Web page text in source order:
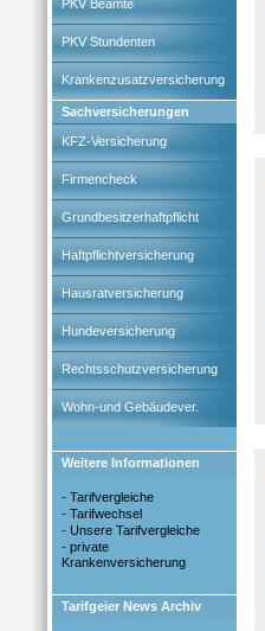
PKV Beamte
PKV Stundenten
Krankenzusatzversicherung
Sachversicherungen
KFZ-Versicherung
Firmencheck
Grundbesitzerhaftpflicht
Haftpflichtversicherung
Hausratversicherung
Hundeversicherung
Rechtsschutzversicherung
Wohn-und Gebäudever.
Weitere Informationen
- Tarifvergleiche
- Tarifwechsel
- Unsere Tarifvergleiche
- private
Krankenversicherung
Tarifgeier News Archiv